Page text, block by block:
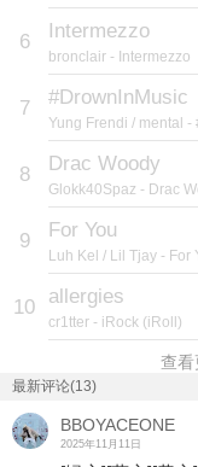
6 Intermezzo
bronclair - Intermezzo
7 #DrownInMusic
Yung Frendi / mental -
8 Drac Woody
Glokk40Spaz - Drac
9 For You
Luh Kel / Lil Tjay - For
10 allergies
cr1tter - iRock (iRoll)
查看
最新评论(13)
BBOYACEONE
2025年11月11日